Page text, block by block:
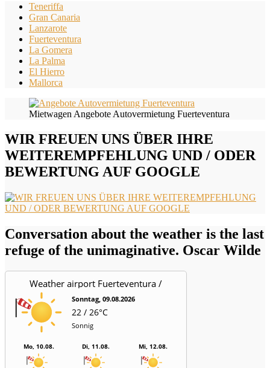
Teneriffa
Gran Canaria
Lanzarote
Fuerteventura
La Gomera
La Palma
El Hierro
Mallorca
Mietwagen Angebote Autovermietung Fuerteventura
WIR FREUEN UNS ÜBER IHRE
WEITEREMPFEHLUNG UND / ODER
BEWERTUNG AUF GOOGLE
Conversation about the weather is the last
refuge of the unimaginative. Oscar Wilde
Weather airport Fuerteventura /
Aeropuerto
Sonntag, 09.08.2026
22 / 26°C
Sonnig
Mo, 10.08. Di, 11.08. Mi, 12.08.